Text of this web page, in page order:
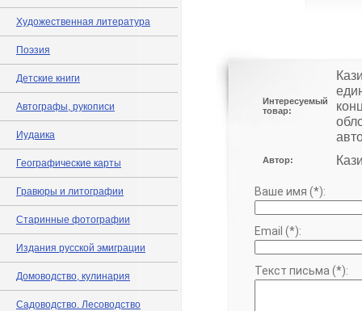
Художественная литература
Поэзия
Детские книги
Автографы, рукописи
Иудаика
Географические карты
Гравюры и литографии
Старинные фотографии
Издания русской эмиграции
Домоводство, кулинария
Садоводство. Лесоводство
Интересуемый
товар:
Автор:
Ваше имя (*):
Email (*):
Текст письма (*):